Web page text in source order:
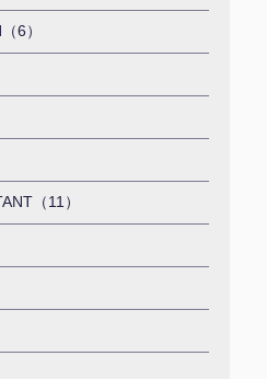
6）
（11）